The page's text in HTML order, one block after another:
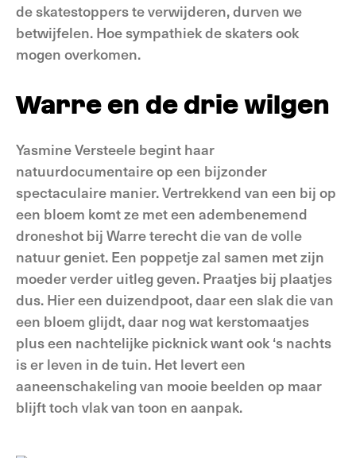
de skatestoppers te verwijderen, durven we
betwijfelen. Hoe sympathiek de skaters ook
mogen overkomen.
Warre en de drie wilgen
Yasmine Versteele begint haar
natuurdocumentaire op een bijzonder
spectaculaire manier. Vertrekkend van een bij op
een bloem komt ze met een adembenemend
droneshot bij Warre terecht die van de volle
natuur geniet. Een poppetje zal samen met zijn
moeder verder uitleg geven. Praatjes bij plaatjes
dus. Hier een duizendpoot, daar een slak die van
een bloem glijdt, daar nog wat kerstomaatjes
plus een nachtelijke picknick want ook ‘s nachts
is er leven in de tuin. Het levert een
aaneenschakeling van mooie beelden op maar
blijft toch vlak van toon en aanpak.